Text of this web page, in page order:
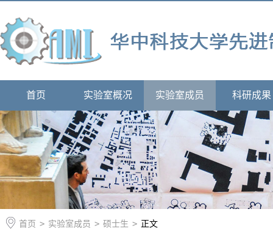
首页 实验室概况 实验室成员 科研成果
首页 > 实验室成员 > 硕士生 > 正文